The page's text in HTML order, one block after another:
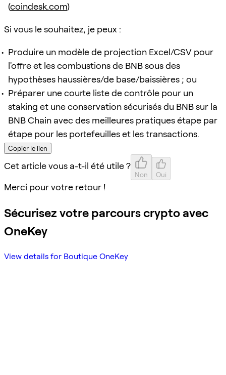
(coindesk.com)
Si vous le souhaitez, je peux :
Produire un modèle de projection Excel/CSV pour
l'offre et les combustions de BNB sous des
hypothèses haussières/de base/baissières ; ou
Préparer une courte liste de contrôle pour un
staking et une conservation sécurisés du BNB sur la
BNB Chain avec des meilleures pratiques étape par
étape pour les portefeuilles et les transactions.
Copier le lien
Cet article vous a-t-il été utile ?
Non Oui
Merci pour votre retour !
Sécurisez votre parcours crypto avec
OneKey
View details for Boutique OneKey